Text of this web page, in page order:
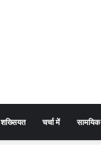
शख्सियत चर्चा में सामयिक